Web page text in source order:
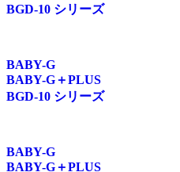
BGD-10 シリーズ
BABY-G
BABY-G＋PLUS
BGD-10 シリーズ
BABY-G
BABY-G＋PLUS